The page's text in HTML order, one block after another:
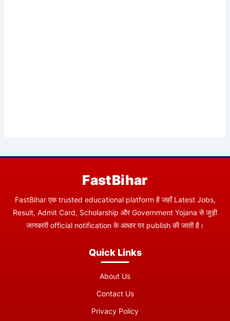
FastBihar
FastBihar एक trusted educational platform है जहाँ Latest Jobs,
Result, Admit Card, Scholarship और Government Yojana से जुड़ी
जानकारी official notification के आधार पर publish की जाती है।
Quick Links
About Us
Contact Us
Privacy Policy